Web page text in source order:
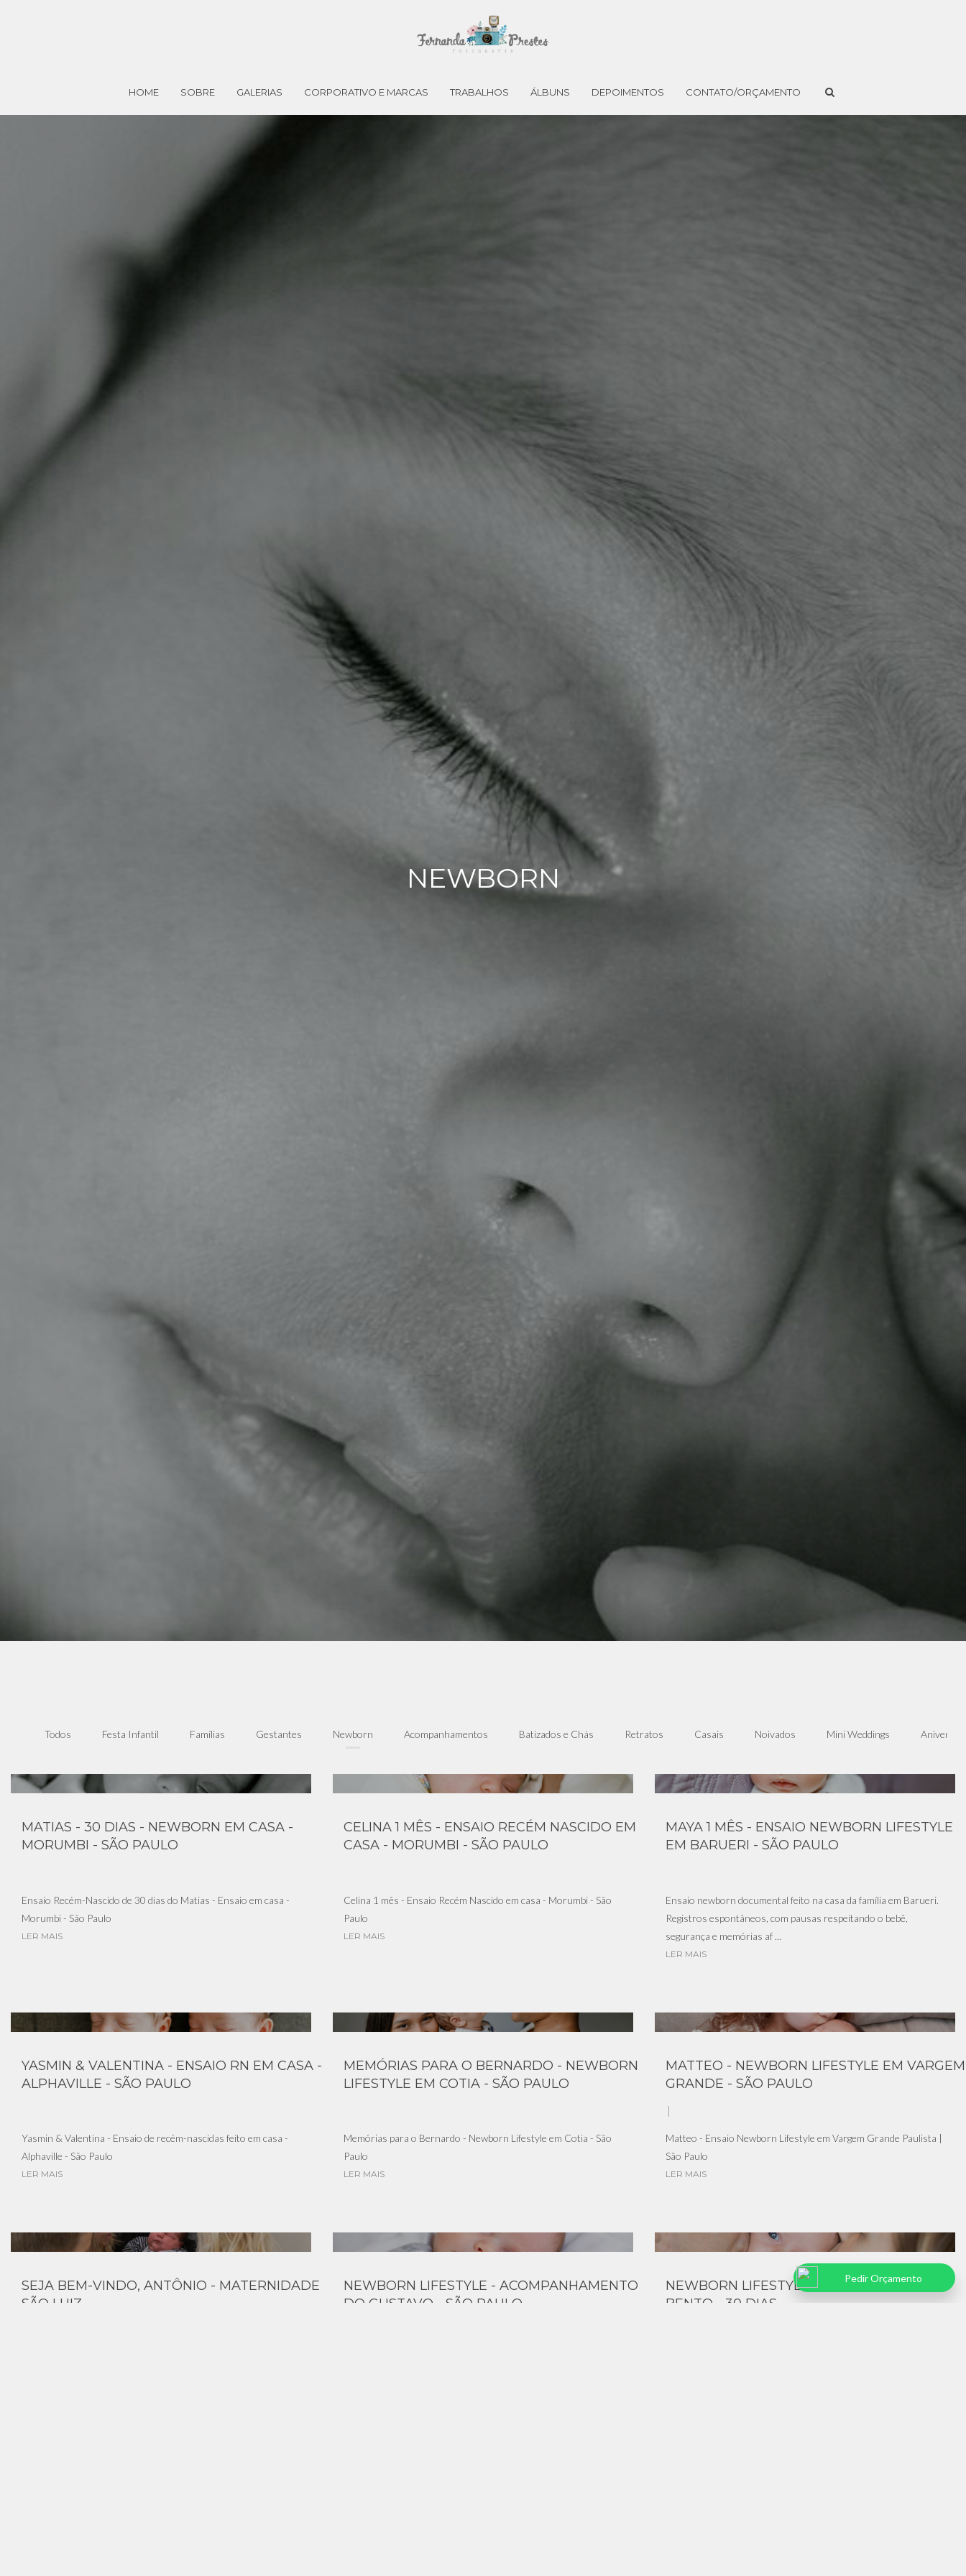
HOME SOBRE GALERIAS CORPORATIVO E MARCAS TRABALHOS ÁLBUNS DEPOIMENTOS CONTATO/ORÇAMENTO
NEWBORN
Todos Festa Infantil Famílias Gestantes Newborn Acompanhamentos Batizados e Chás Retratos Casais Noivados Mini Weddings
MATIAS - 30 DIAS - NEWBORN EM CASA -
MORUMBI - SÃO PAULO
Ensaio Recém-Nascido de 30 dias do Matias - Ensaio em casa -
Morumbi - São Paulo
LER MAIS
CELINA 1 MÊS - ENSAIO RECÉM NASCIDO EM
CASA - MORUMBI - SÃO PAULO
Celina 1 mês - Ensaio Recém Nascido em casa - Morumbi - São
Paulo
LER MAIS
MAYA 1 MÊS - ENSAIO NEWBORN LIFESTYLE
EM BARUERI - SÃO PAULO
Ensaio newborn documental feito na casa da família em Barueri.
Registros espontâneos, com pausas respeitando o bebê,
segurança e memórias af ...
LER MAIS
YASMIN & VALENTINA - ENSAIO RN EM CASA -
ALPHAVILLE - SÃO PAULO
Yasmin & Valentina - Ensaio de recém-nascidas feito em casa -
Alphaville - São Paulo
LER MAIS
MEMÓRIAS PARA O BERNARDO - NEWBORN
LIFESTYLE EM COTIA - SÃO PAULO
Memórias para o Bernardo - Newborn Lifestyle em Cotia - São
Paulo
LER MAIS
MATTEO - NEWBORN LIFESTYLE EM VARGEM
GRANDE - SÃO PAULO
Matteo - Ensaio Newborn Lifestyle em Vargem Grande Paulista |
São Paulo
LER MAIS
SEJA BEM-VINDO, ANTÔNIO - MATERNIDADE
SÃO LUIZ
NEWBORN LIFESTYLE - ACOMPANHAMENTO
DO GUSTAVO - SÃO PAULO
NEWBORN LIFESTYLE EM SÃO PAULO -
BENTO - 30 DIAS
Pedir Orçamento